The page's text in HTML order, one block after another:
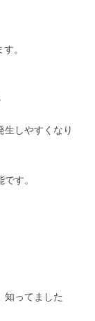
。
生しやすくなり
す。
知ってました